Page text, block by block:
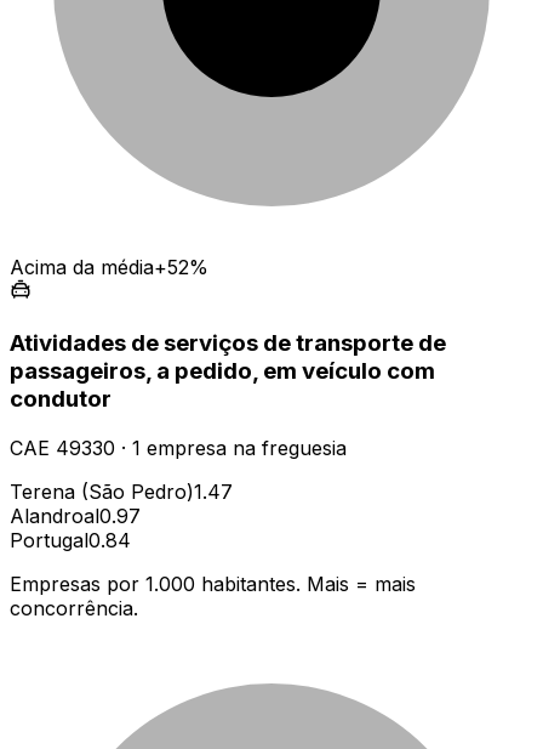
Acima da média+52%
Atividades de serviços de transporte de
passageiros, a pedido, em veículo com
condutor
CAE 49330 · 1 empresa na freguesia
Terena (São Pedro)1.47
Alandroal0.97
Portugal0.84
Empresas por 1.000 habitantes. Mais = mais
concorrência.